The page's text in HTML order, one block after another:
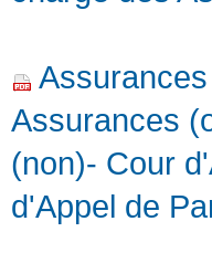
Assurances
(non)- Cour
d'Appel de